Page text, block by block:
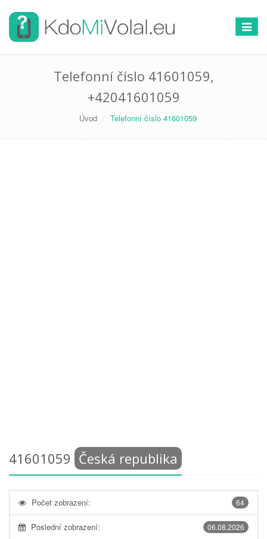
Telefonní číslo 41601059,
+42041601059
Úvod Telefonní číslo 41601059
41601059 Česká republika
64
Počet zobrazení:
06.08.2026
Poslední zobrazení: